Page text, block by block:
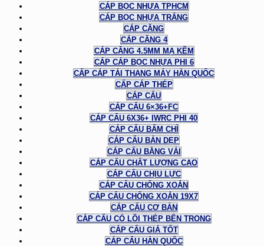
CÁP BỌC NHỰA TPHCM
CÁP BỌC NHỰA TRẮNG
CÁP CĂNG
CÁP CĂNG 4
CÁP CĂNG 4.5MM MẠ KẼM
CÁP CÁP BỌC NHỰA PHI 6
CẤP CÁP TẢI THANG MÁY HÀN QUỐC
CẤP CÁP THÉP
CÁP CẨU
CÁP CẨU 6×36+FC
CÁP CẨU 6X36+ IWRC PHI 40
CÁP CẨU BẤM CHÌ
CÁP CẨU BẢN DẸP
CÁP CẨU BẰNG VẢI
CÁP CẨU CHẤT LƯỢNG CAO
CÁP CẨU CHỊU LỰC
CÁP CẨU CHỐNG XOẮN
CÁP CẨU CHỐNG XOẮN 19X7
CÁP CẨU CƠ BẢN
CÁP CẨU CÓ LÕI THÉP BÊN TRONG
CÁP CẨU GIÁ TỐT
CÁP CẨU HÀN QUỐC